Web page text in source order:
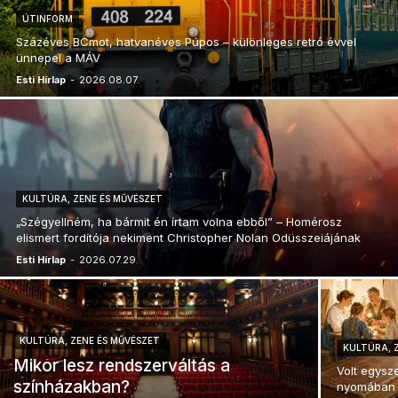
ÚTINFORM
Százéves BCmot, hatvanéves Púpos – különleges retró évvel
ünnepel a MÁV
Esti Hírlap - 2026.08.07.
KULTÚRA, ZENE ÉS MŰVÉSZET
„Szégyellném, ha bármit én írtam volna ebből” – Homérosz
elismert fordítója nekiment Christopher Nolan Odüsszeiájának
Esti Hírlap - 2026.07.29.
KULTÚRA, ZENE ÉS MŰVÉSZET
Mikor lesz rendszerváltás a
színházakban?
KULTÚRA,
Volt
nyomában